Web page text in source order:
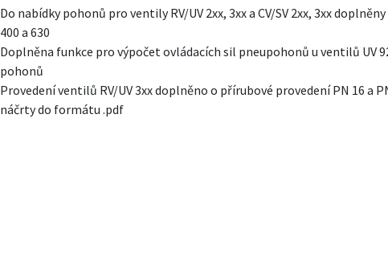
Do nabídky pohonů pro ventily RV/UV 2xx, 3xx a CV/SV 2xx, 3xx
400 a 630
Doplněna funkce pro výpočet ovládacích sil pneupohonů u ventilů UV
pohonů
Provedení ventilů RV/UV 3xx doplněno o přírubové provedení PN 16 a
náčrty do formátu .pdf